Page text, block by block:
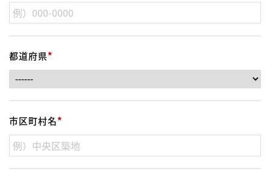
都道府県*
市区町村名*